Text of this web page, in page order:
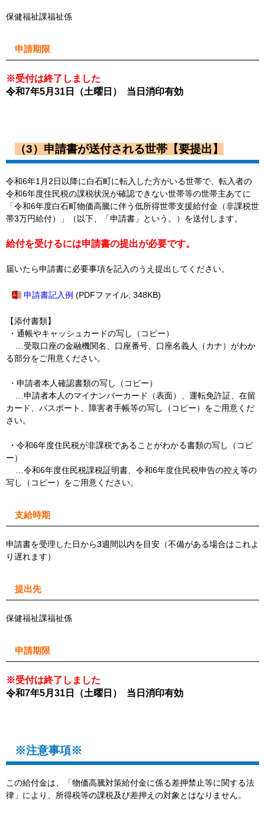
保健福祉課福祉係
申請期限
※受付は終了しました
令和7年5月31日（土曜日） 当日消印有効
（3）申請書が送付される世帯【要提出】
令和6年1月2日以降に白石町に転入した方がいる世帯で、転入者の
令和6年度住民税の課税状況が確認できない世帯等の世帯主あてに
「令和6年度白石町物価高騰に伴う低所得世帯支援給付金（非課税世
帯3万円給付）」（以下、「申請書」という。）を送付します。
給付を受けるには申請書の提出が必要です。
届いたら申請書に必要事項を記入のうえ提出してください。
申請書記入例 (PDFファイル; 348KB)
【添付書類】
・通帳やキャッシュカードの写し（コピー）
…受取口座の金融機関名、口座番号、口座名義人（カナ）がわか
る部分をご用意ください。
・申請者本人確認書類の写し（コピー）
…申請者本人のマイナンバーカード（表面）、運転免許証、在留
カード、パスポート、障害者手帳等の写し（コピー）をご用意くだ
さい。
・令和6年度住民税が非課税であることがわかる書類の写し（コピ
ー）
…令和6年度住民税課税証明書、令和6年度住民税申告の控え等の
写し（コピー）をご用意ください。
支給時期
申請書を受理した日から3週間以内を目安（不備がある場合はこれよ
り遅れます）
提出先
保健福祉課福祉係
申請期限
※受付は終了しました
令和7年5月31日（土曜日） 当日消印有効
※注意事項※
この給付金は、「物価高騰対策給付金に係る差押禁止等に関する法
律」により、所得税等の課税及び差押えの対象とはなりません。